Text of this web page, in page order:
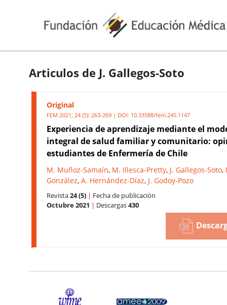
Articulos de J. Gallegos-Soto
Original
FEM 2021; 24 (5): 263-269 | DOI: 10.33588/fem.245.1147
Experiencia de aprendizaje mediante el
integral de salud familiar y comunitario:
estudiantes de Enfermería de Chile
M. Muñoz-Samaín, M. Illesca-Pretty, J. Gallegos-Soto,
González, A. Hernández-Díaz, J. Godoy-Pozo
Revista24 (5) | Fecha de publicación
Octubre 2021 | Descargas430